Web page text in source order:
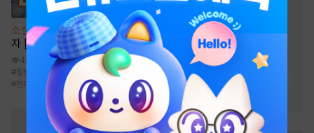
소설 아내가 준 용돈으로 벼락부
자 [단행본]
4.5만
# 힐링물 주식/투자 이능력 #유쾌함
#현대판타지
초능력 #복수 #음식
인외존재 #친구
소설원작 #성장물
#힐링물
연애/결혼
현대물 복수물
우정 오피스물